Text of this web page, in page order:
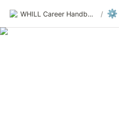
WHILL Career Handbook / ⚙️